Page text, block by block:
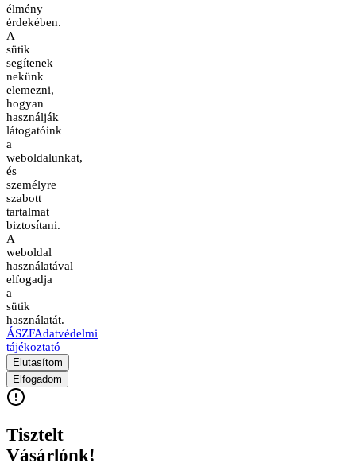
élmény
érdekében.
A
sütik
segítenek
nekünk
elemezni,
hogyan
használják
látogatóink
a
weboldalunkat,
és
személyre
szabott
tartalmat
biztosítani.
A
weboldal
használatával
elfogadja
a
sütik
használatát.
ÁSZFAdatvédelmi
tájékoztató
Elutasítom
Elfogadom
Tisztelt
Vásárlónk!